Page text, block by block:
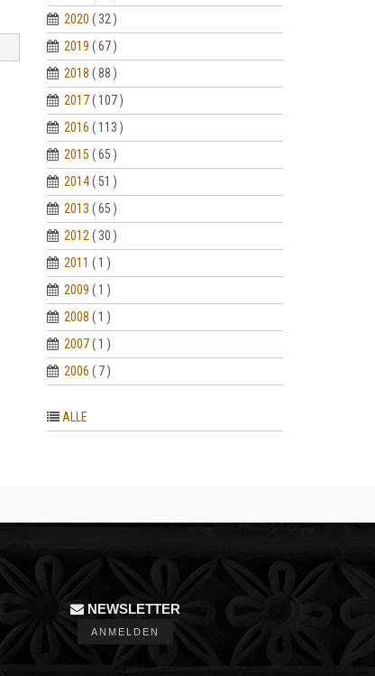
2020 ( 32 )
2019 ( 67 )
2018 ( 88 )
2017 ( 107 )
2016 ( 113 )
2015 ( 65 )
2014 ( 51 )
2013 ( 65 )
2012 ( 30 )
2011 ( 1 )
2009 ( 1 )
2008 ( 1 )
2007 ( 1 )
2006 ( 7 )
ALLE
NEWSLETTER
ANMELDEN